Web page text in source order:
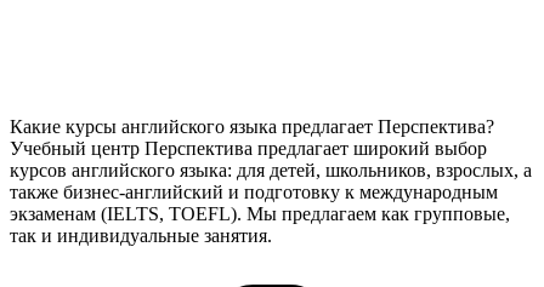
Какие курсы английского языка предлагает Перспектива?
Учебный центр Перспектива предлагает широкий выбор
курсов английского языка: для детей, школьников, взрослых, а
также бизнес-английский и подготовку к международным
экзаменам (IELTS, TOEFL). Мы предлагаем как групповые,
так и индивидуальные занятия.